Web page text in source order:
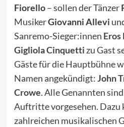
Fiorello– sollen der Tänzer
MusikerGiovanni Allevi
Sanremo-Sieger:innen Eros
Gigliola Cinquetti zu Gast
Gäste für die Hauptbühne
Namen angekündigt:John
Crowe. Alle Genannten
Auftritte vorgesehen. Dazu
zahlreichen musikalischen